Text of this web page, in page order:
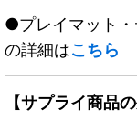
●プレイマット・
の詳細はこちら
【サプライ商品